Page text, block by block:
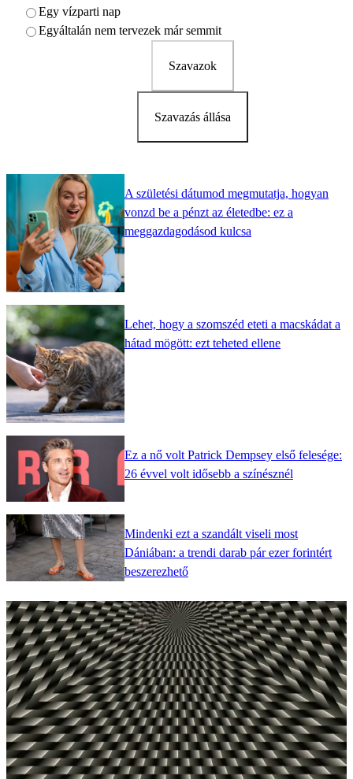
Egy vízparti nap
Egyáltalán nem tervezek már semmit
Szavazok
Szavazás állása
A születési dátumod megmutatja, hogyan
vonzd be a pénzt az életedbe: ez a
meggazdagodásod kulcsa
Lehet, hogy a szomszéd eteti a macskádat a
hátad mögött: ezt teheted ellene
Ez a nő volt Patrick Dempsey első felesége:
26 évvel volt idősebb a színésznél
Mindenki ezt a szandált viseli most
Dániában: a trendi darab pár ezer forintért
beszerezhető